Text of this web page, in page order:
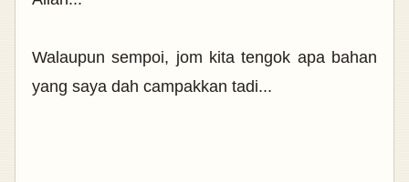
Walaupun sempoi, jom kita tengok apa bahan
yang saya dah campakkan tadi...